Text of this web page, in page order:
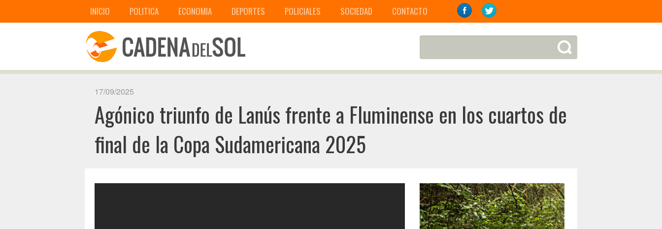
INICIO POLITICA ECONOMIA DEPORTES POLICIALES SOCIEDAD CONTACTO
17/09/2025
Agónico triunfo de Lanús frente a Fluminense en los cuartos de
final de la Copa Sudamericana 2025